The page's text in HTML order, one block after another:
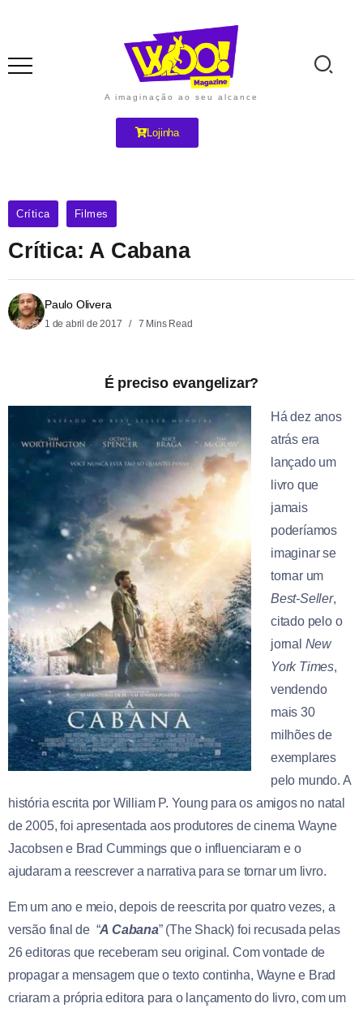
A imaginação ao seu alcance
Lojinha
Crítica Filmes
Crítica: A Cabana
Paulo Olivera
1 de abril de 2017 7 Mins Read
É preciso evangelizar?
Há dez anos
atrás era
lançado um
livro que
jamais
poderíamos
imaginar se
tornar um
Best-Seller,
citado pelo o
jornal New
York Times,
vendendo
mais 30
milhões de
exemplares
pelo mundo. A
história escrita por William P. Young para os amigos no natal
de 2005, foi apresentada aos produtores de cinema Wayne
Jacobsen e Brad Cummings que o influenciaram e o
ajudaram a reescrever a narrativa para se tornar um livro.
Em um ano e meio, depois de reescrita por quatro vezes, a
versão final de “A Cabana” (The Shack) foi recusada pelas
26 editoras que receberam seu original. Com vontade de
propagar a mensagem que o texto continha, Wayne e Brad
criaram a própria editora para o lançamento do livro, com um